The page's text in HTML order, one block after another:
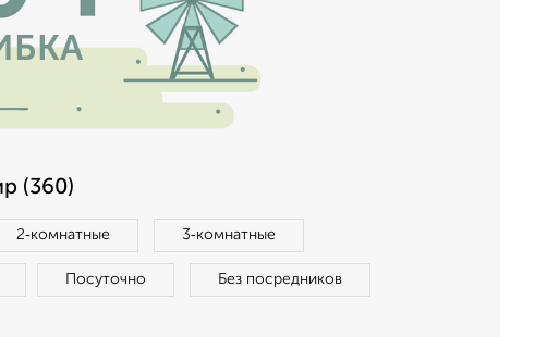
(360)
2‑комнатные 3‑комнатные
Посуточно Без посредников